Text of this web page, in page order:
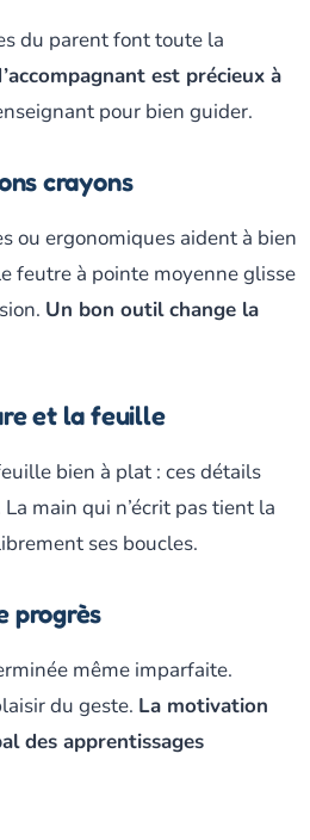
du parent font toute la
est précieux à
pour bien guider.
crayons
ou ergonomiques aident à bien
feutre à pointe moyenne glisse
Un bon outil change la
et la feuille
bien à plat : ces détails
main qui n’écrit pas tient la
ses boucles.
progrès
même imparfaite.
du geste. La motivation
des apprentissages